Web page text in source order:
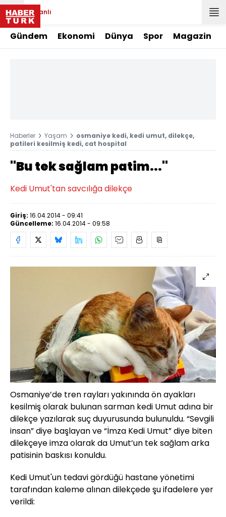
Canlı
Gündem Ekonomi Dünya Spor Magazin
Haberler Yaşam
osmaniye kedi, kedi umut, dilekçe,
patileri kesilmiş kedi, cat hospital
''Bu tek sağlam patim...''
Kedi Umut'tan savcılığa dilekçe
Giriş: 16.04.2014 - 09:41
Güncelleme: 16.04.2014 - 09:58
Osmaniye’de tren rayları yakınında ön ayakları
kesilmiş olarak bulunan sarman kedi Umut adına bir
dilekçe yazılarak suç duyurusunda bulunuldu. “Sevgili
insan” diye başlayan ve “İmza Kedi Umut” diye biten
dilekçeye imza olarak da Umut’un tek sağlam arka
patisinin baskısı konuldu.
Kedi Umut'un tedavi gördüğü hastane yönetimi
tarafından kaleme alınan dilekçede şu ifadelere yer
verildi: